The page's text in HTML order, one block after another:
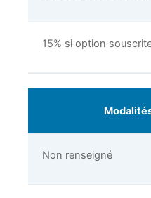
15% si option
Non renseigné